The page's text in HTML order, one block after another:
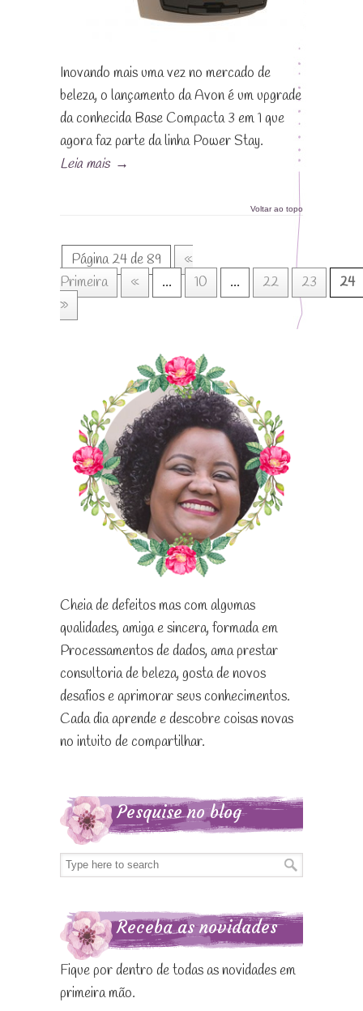
Inovando mais uma vez no mercado de
beleza, o lançamento da Avon é um upgrade
da conhecida Base Compacta 3 em 1 que
agora faz parte da linha Power Stay.
Leia mais →
Voltar ao topo
Página 24 de 89
«
Primeira
« ... 10 ... 22 23
24
»
Cheia de defeitos mas com algumas
qualidades, amiga e sincera, formada em
Processamentos de dados, ama prestar
consultoria de beleza, gosta de novos
desafios e aprimorar seus conhecimentos.
Cada dia aprende e descobre coisas novas
no intuito de compartilhar.
Pesquise no blog
Receba as novidades
Fique por dentro de todas as novidades em
primeira mão.